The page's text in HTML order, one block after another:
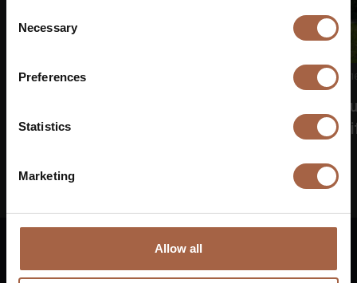
Selection
Necessary
Preferences
Statistics
Marketing
Allow all
16 juni 2026
resolutions
of
Nederlands